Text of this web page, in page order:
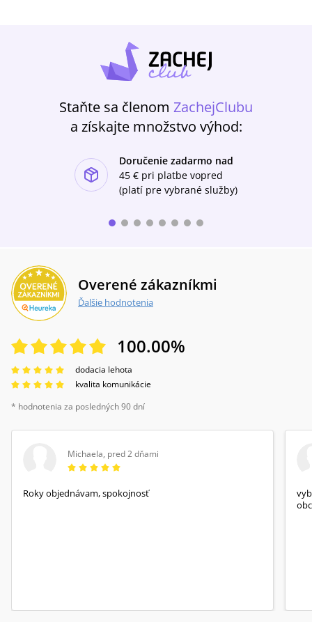
prezidenta T. G. Masaryka? A v čom bol iný než
jeho známy otec? Monografiu Ivana Kučmu
HURBAN III. Medzi Stalinom a Rooseveltom
vydalo Vydavateľstvo Spolku slovenských
Staňte sa členom ZachejClubu
a získajte množstvo výhod:
Doručenie zadarmo nad
45 € pri platbe vopred
(platí pre vybrané služby)
Overené zákazníkmi
Ďalšie hodnotenia
100.00%
dodacia lehota
kvalita komunikácie
* hodnotenia za posledných 90 dní
Michaela, pred 2 dňami
Roky objednávam, spokojnosť